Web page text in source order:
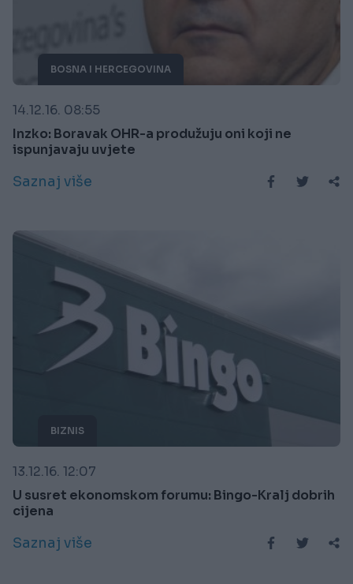
BOSNA I HERCEGOVINA
14.12.16. 08:55
Inzko: Boravak OHR-a produžuju oni koji ne
ispunjavaju uvjete
Saznaj više
BIZNIS
13.12.16. 12:07
U susret ekonomskom forumu: Bingo-Kralj dobrih
cijena
Saznaj više